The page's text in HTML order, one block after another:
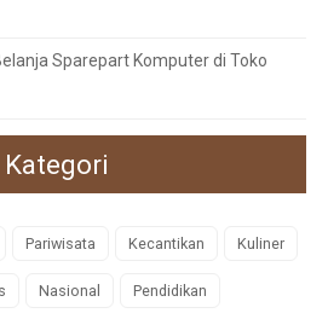
Sparepart Komputer di Toko
Kategori
Pariwisata Kecantikan Kuliner
Nasional Pendidikan